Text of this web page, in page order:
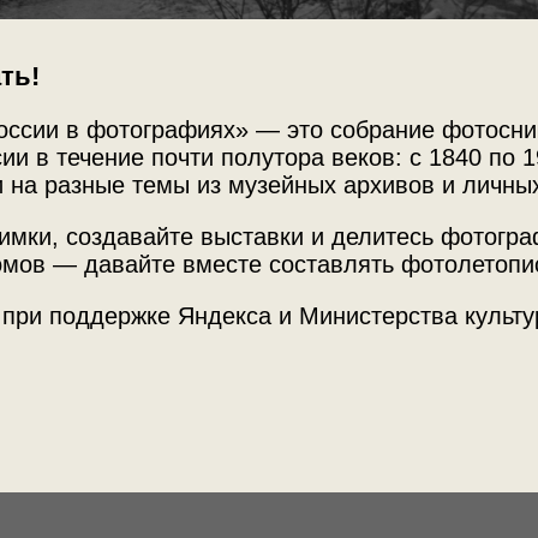
в фотографиях» — это собрание
в течение почти полутора веков: с 1840 по
на разные темы из музейных архивов и
создавайте выставки и делитесь
— давайте вместе составлять
поддержке Яндекса и Министерства
у кинотеатра
Часть 1»